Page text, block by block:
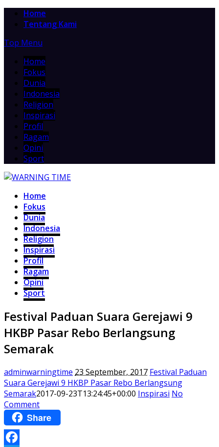
Home
Tentang Kami
Top Menu
Home
Fokus
Dunia
Indonesia
Religion
Inspirasi
Profil
Ragam
Opini
Sport
Home
Fokus
Dunia
Indonesia
Religion
Inspirasi
Profil
Ragam
Opini
Sport
Festival Paduan Suara Gerejawi 9
HKBP Pasar Rebo Berlangsung
Semarak
adminwarningtime 23 September, 2017 Festival Paduan
Suara Gerejawi 9 HKBP Pasar Rebo Berlangsung
Semarak2017-09-23T13:24:45+00:00 Inspirasi No
Comment
Share